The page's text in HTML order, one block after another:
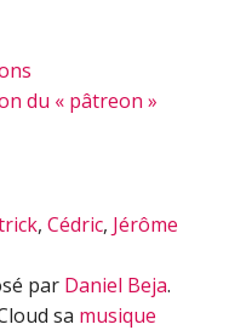
du « pâtreon »
, Cédric, Jérôme
par Daniel Beja.
sa musique